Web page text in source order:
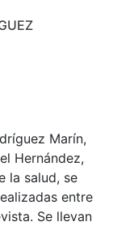
Marín,
Hernández,
la salud, se
entre
Se llevan